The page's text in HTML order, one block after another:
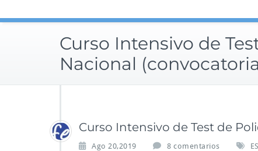
Curso Intensivo de
Nacional
Curso Intensivo de Test de
Ago 20,2019 8 comentarios